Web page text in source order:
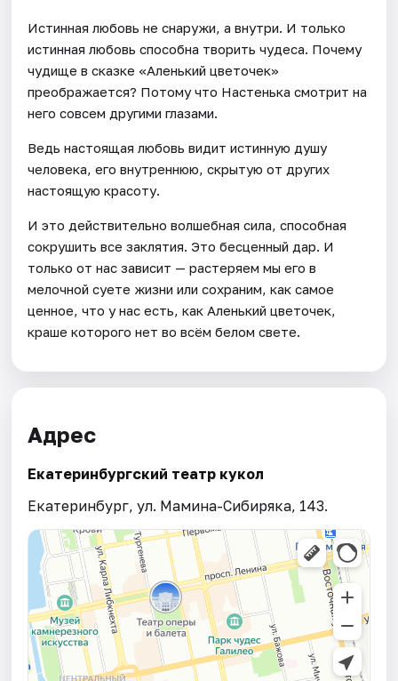
Истинная любовь не снаружи, а внутри. И только
истинная любовь способна творить чудеса. Почему
чудище в сказке «Аленький цветочек»
преображается? Потому что Настенька смотрит на
него совсем другими глазами.
Ведь настоящая любовь видит истинную душу
человека, его внутреннюю, скрытую от других
настоящую красоту.
И это действительно волшебная сила, способная
сокрушить все заклятия. Это бесценный дар. И
только от нас зависит — растеряем мы его в
мелочной суете жизни или сохраним, как самое
ценное, что у нас есть, как Аленький цветочек,
краше которого нет во всём белом свете.
Адрес
Екатеринбургский театр кукол
Екатеринбург, ул. Мамина-Сибиряка, 143.